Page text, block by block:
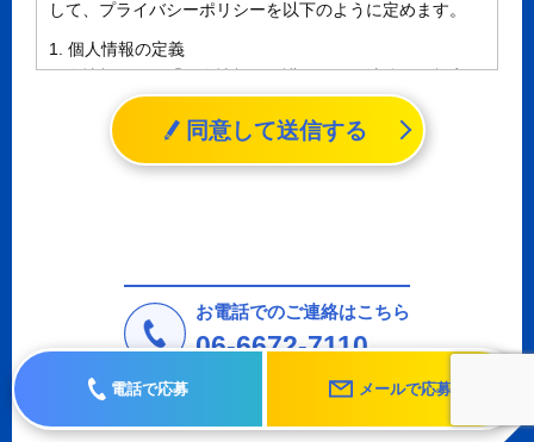
して、プライバシーポリシーを以下のように定めます。
1. 個人情報の定義
個人情報とは、「個人情報の保護に関する法律」に規定さ
れる生存する個人に関する情報であって、氏名、生年月日
その他の記述等により特定の個人を識別することができる
情報（個人識別情報）を指します。
法令により許された場合を除き、個人情報を第三者に提供
しません。
a.応募者等からのお問い合わせに対応・管理するため
b.本ウェブサイトにおけるサービスの提供・運用のため
c.重要なお知らせなど必要に応じたご連絡のため
同意して送信する
お電話でのご連絡はこちら
06-6672-7110
電話で応募 メールで応募